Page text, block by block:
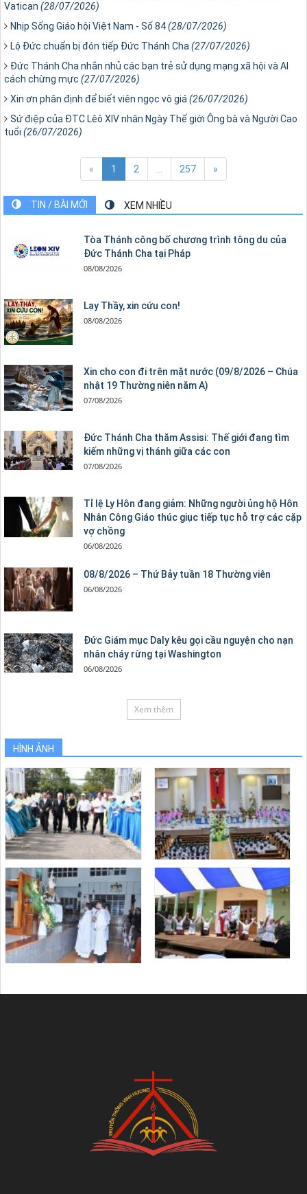
Vatican (28/07/2026)
Nhịp Sống Giáo hội Việt Nam - Số 84(28/07/2026)
Lộ Đức chuẩn bị đón tiếp Đức Thánh Cha(27/07/2026)
Đức Thánh Cha nhắn nhủ các bạn trẻ sử dụng mạng xã hội và AI
cách chừng mực (27/07/2026)
Xin ơn phân định để biết viên ngọc vô giá(26/07/2026)
Sứ điệp của ĐTC Lêô XIV nhân Ngày Thế giới Ông bà và Người Cao
tuổi (26/07/2026)
« 1 2 ... 257 »
TIN / BÀI MỚI XEM NHIỀU
Tòa Thánh công bố chương trình tông du của
Đức Thánh Cha tại Pháp
08/08/2026
Lạy Thầy, xin cứu con!
08/08/2026
Xin cho con đi trên mặt nước (09/8/2026 – Chúa
nhật 19 Thường niên năm A)
07/08/2026
Đức Thánh Cha thăm Assisi: Thế giới đang tìm
kiếm những vị thánh giữa các con
07/08/2026
Tỉ lệ Ly Hôn đang giảm: Những người ủng hộ Hôn
Nhân Công Giáo thúc giục tiếp tục hỗ trợ các cặp
vợ chồng
06/08/2026
08/8/2026 – Thứ Bảy tuần 18 Thường viên
06/08/2026
Đức Giám mục Daly kêu gọi cầu nguyện cho nạn
nhân cháy rừng tại Washington
06/08/2026
Xem thêm
HÌNH ẢNH